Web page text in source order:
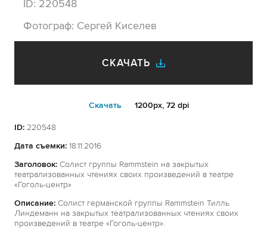
ID: 220548
Фотограф: Сергей Киселев
СКАЧАТЬ
Cкачать 1200px, 72 dpi
ID: 220548
Дата съемки: 18.11.2016
Заголовок: Солист группы Rammstein на закрытых
театрализованных чтениях своих произведений в театре
«Гоголь-центр»
Описание: Солист германской группы Rammstein Тилль
Линдеманн на закрытых театрализованных чтениях своих
произведений в театре «Гоголь-центр».